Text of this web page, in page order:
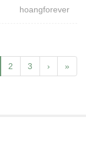
hoangforever
2 3 › »